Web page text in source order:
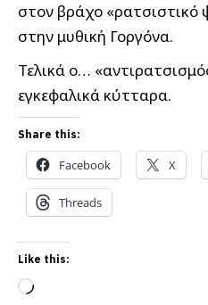
στον βράχο «ρατσιστικό
στην μυθική Γοργόνα.
Τελικά ο…
εγκεφαλικά κύτταρα.
Share this:
Facebook X
Threads
Like this:
Loading…